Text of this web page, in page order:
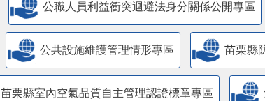
公職人員利益衝突迴避法身分關係公開專區
​公共設施維護管理情形專區 苗栗縣
苗栗縣室內空氣品質自主管理認證標章專區